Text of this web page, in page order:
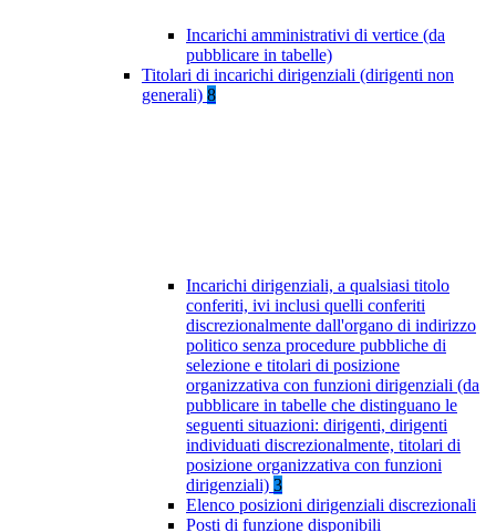
Incarichi amministrativi di vertice (da
pubblicare in tabelle)
Titolari di incarichi dirigenziali (dirigenti non
generali) 8
Incarichi dirigenziali, a qualsiasi titolo
conferiti, ivi inclusi quelli conferiti
discrezionalmente dall'organo di indirizzo
politico senza procedure pubbliche di
selezione e titolari di posizione
organizzativa con funzioni dirigenziali (da
pubblicare in tabelle che distinguano le
seguenti situazioni: dirigenti, dirigenti
individuati discrezionalmente, titolari di
posizione organizzativa con funzioni
dirigenziali) 3
Elenco posizioni dirigenziali discrezionali
Posti di funzione disponibili